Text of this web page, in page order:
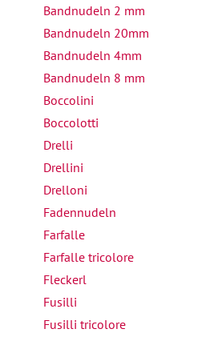
Bandnudeln 2 mm
Bandnudeln 20mm
Bandnudeln 4mm
Bandnudeln 8 mm
Boccolini
Boccolotti
Drelli
Drellini
Drelloni
Fadennudeln
Farfalle
Farfalle tricolore
Fleckerl
Fusilli
Fusilli tricolore